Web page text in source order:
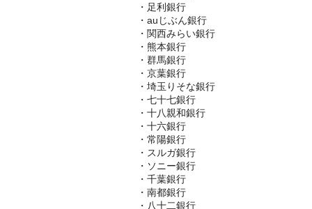
・足利銀行
・auじぶん銀行
・関西みらい銀行
・熊本銀行
・群馬銀行
・京葉銀行
・埼玉りそな銀行
・七十七銀行
・十八親和銀行
・十六銀行
・常陽銀行
・スルガ銀行
・ソニー銀行
・千葉銀行
・南都銀行
・八十二銀行